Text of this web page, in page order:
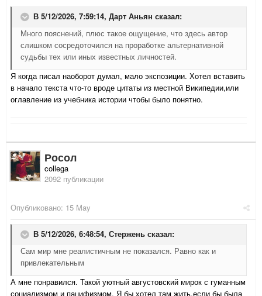
В 5/12/2026, 7:59:14, Дарт Аньян сказал:
Много пояснений, плюс такое ощущение, что здесь автор
слишком сосредоточился на проработке альтернативной
судьбы тех или иных известных личностей.
Я когда писал наоборот думал, мало экспозиции. Хотел вставить
в начало текста что-то вроде цитаты из местной Википедии,или
оглавление из учебника истории чтобы было понятно.
Росол
collega
2092 публикации
Опубликовано: 15 May
В 5/12/2026, 6:48:54, Стержень сказал:
Сам мир мне реалистичным не показался. Равно как и
привлекательным
А мне понравился. Такой уютный августовский мирок с гуманным
социализмом и пацифизмом. Я бы хотел там жить,если бы была